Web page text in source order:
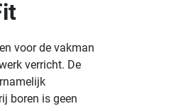
voor de vakman
verricht. De
boren is geen